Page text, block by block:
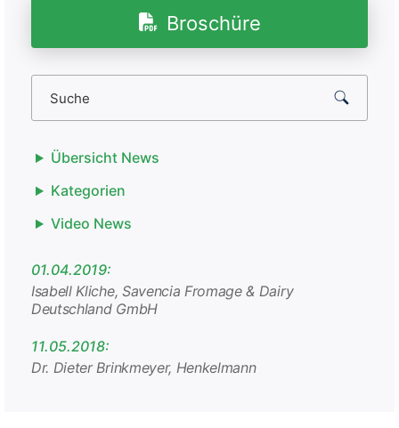
Broschüre
Übersicht News
Kategorien
Video News
01.04.2019:
Isabell Kliche, Savencia Fromage & Dairy
Deutschland GmbH
11.05.2018:
Dr. Dieter Brinkmeyer, Henkelmann